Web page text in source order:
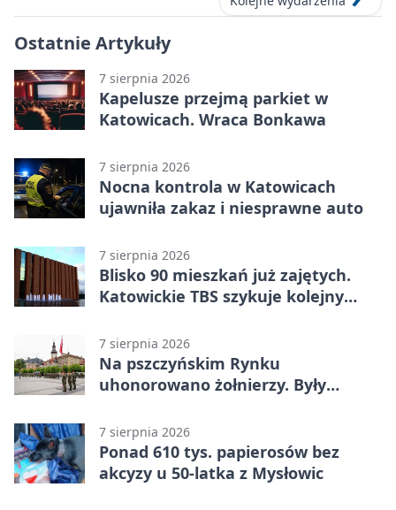
Ostatnie Artykuły
7 sierpnia 2026
Kapelusze przejmą parkiet w
Katowicach. Wraca Bonkawa
7 sierpnia 2026
Nocna kontrola w Katowicach
ujawniła zakaz i niesprawne auto
7 sierpnia 2026
Blisko 90 mieszkań już zajętych.
Katowickie TBS szykuje kolejny
7 sierpnia 2026
Na pszczyńskim Rynku
uhonorowano żołnierzy. Były
7 sierpnia 2026
Ponad 610 tys. papierosów bez
akcyzy u 50-latka z Mysłowic